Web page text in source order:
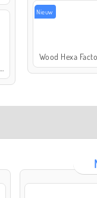
Nieuw
Wood Hexa